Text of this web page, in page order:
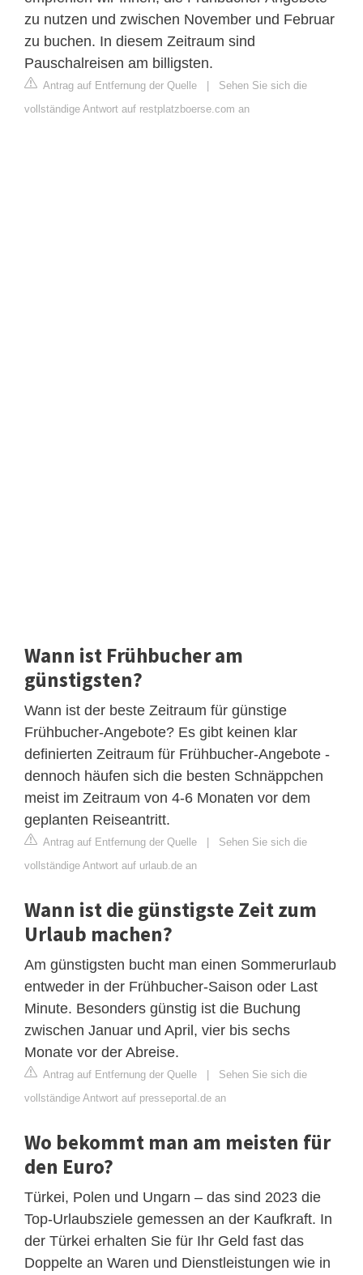
zu nutzen und zwischen November und Februar
zu buchen. In diesem Zeitraum sind
Pauschalreisen am billigsten.
Antrag auf Entfernung der Quelle | Sehen Sie sich die
vollständige Antwort auf restplatzboerse.com an
Wann ist Frühbucher am
günstigsten?
Wann ist der beste Zeitraum für günstige
Frühbucher-Angebote? Es gibt keinen klar
definierten Zeitraum für Frühbucher-Angebote -
dennoch häufen sich die besten Schnäppchen
meist im Zeitraum von 4-6 Monaten vor dem
geplanten Reiseantritt.
Antrag auf Entfernung der Quelle | Sehen Sie sich die
vollständige Antwort auf urlaub.de an
Wann ist die günstigste Zeit zum
Urlaub machen?
Am günstigsten bucht man einen Sommerurlaub
entweder in der Frühbucher-Saison oder Last
Minute. Besonders günstig ist die Buchung
zwischen Januar und April, vier bis sechs
Monate vor der Abreise.
Antrag auf Entfernung der Quelle | Sehen Sie sich die
vollständige Antwort auf presseportal.de an
Wo bekommt man am meisten für
den Euro?
Türkei, Polen und Ungarn – das sind 2023 die
Top-Urlaubsziele gemessen an der Kaufkraft. In
der Türkei erhalten Sie für Ihr Geld fast das
Doppelte an Waren und Dienstleistungen wie in